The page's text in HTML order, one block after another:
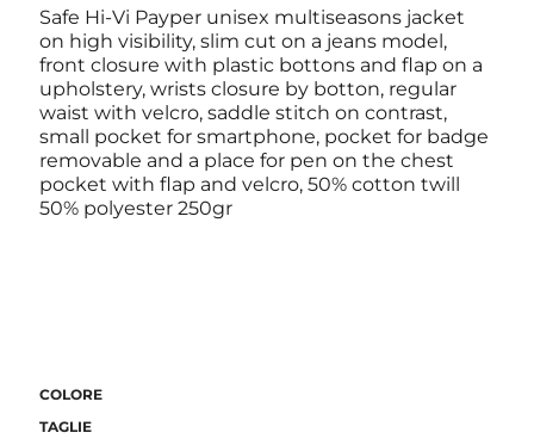
Safe Hi-Vi Payper unisex multiseasons jacket
on high visibility, slim cut on a jeans model,
front closure with plastic bottons and flap on a
upholstery, wrists closure by botton, regular
waist with velcro, saddle stitch on contrast,
small pocket for smartphone, pocket for badge
removable and a place for pen on the chest
pocket with flap and velcro, 50% cotton twill
50% polyester 250gr
COLORE
TAGLIE